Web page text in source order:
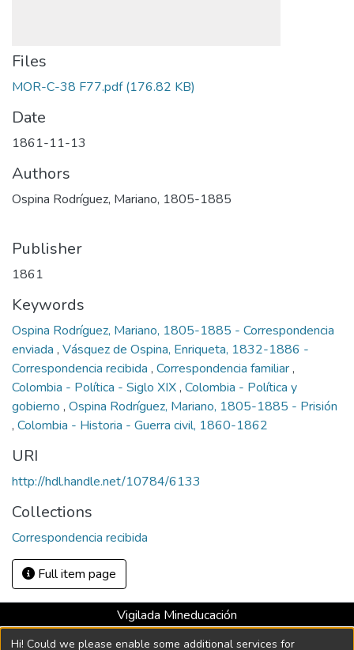
Files
MOR-C-38 F77.pdf(176.82 KB)
Date
1861-11-13
Authors
Ospina Rodríguez, Mariano, 1805-1885
Publisher
1861
Keywords
Ospina Rodríguez, Mariano, 1805-1885 - Correspondencia
enviada , Vásquez de Ospina, Enriqueta, 1832-1886 -
Correspondencia recibida , Correspondencia familiar,
Colombia - Política - Siglo XIX, Colombia - Política y
gobierno , Ospina Rodríguez, Mariano, 1805-1885 - Prisión
, Colombia - Historia - Guerra civil, 1860-1862
URI
http://hdl.handle.net/10784/6133
Collections
Correspondencia recibida
Full item page
Vigilada Mineducación
Universidad con Acreditación Institucional hasta 2026 -
Hi! Could we please enable some additional services for